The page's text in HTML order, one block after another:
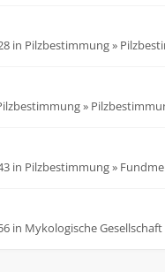
in Pilzbestimmung»
»
in Pilzbestimmung»
in Mykologische Gesellschaft